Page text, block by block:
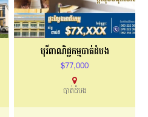
បុរីពាណិជ្ជកម្មបាត់ដំបង
$77,000
បាត់ដំបង